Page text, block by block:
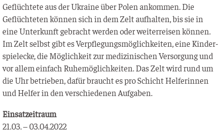
Geflüch­te­te aus der Ukrai­ne über Polen ankom­men. Die
Geflüch­te­ten kön­nen sich in dem Zelt auf­hal­ten, bis sie in
eine Unter­kunft gebracht wer­den oder wei­ter­rei­sen kön­nen.
Im Zelt selbst gibt es Ver­pfle­gungs­mög­lich­kei­ten, eine Kin­der­
spiel­ecke, die Mög­lich­keit zur medi­zi­ni­schen Ver­sor­gung und
vor allem ein­fach Ruhe­mög­lich­kei­ten. Das Zelt wird rund um
die Uhr betrie­ben, dafür braucht es pro Schicht Hel­fe­rin­nen
und Hel­fer in den ver­schie­de­nen Aufgaben.
Ein­sat­zeit­raum
21.03. – 03.04.2022